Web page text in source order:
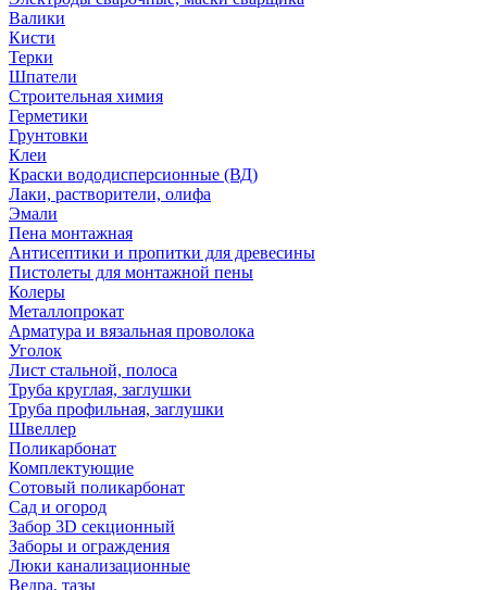
Валики
Кисти
Терки
Шпатели
Строительная химия
Герметики
Грунтовки
Клеи
Краски вододисперсионные (ВД)
Лаки, растворители, олифа
Эмали
Пена монтажная
Антисептики и пропитки для древесины
Пистолеты для монтажной пены
Колеры
Металлопрокат
Арматура и вязальная проволока
Уголок
Лист стальной, полоса
Труба круглая, заглушки
Труба профильная, заглушки
Швеллер
Поликарбонат
Комплектующие
Сотовый поликарбонат
Сад и огород
Забор 3D секционный
Заборы и ограждения
Люки канализационные
Ведра, тазы